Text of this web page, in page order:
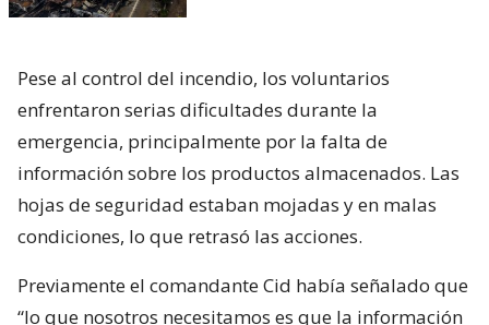
Pese al control del incendio, los voluntarios
enfrentaron serias dificultades durante la
emergencia, principalmente por la falta de
información sobre los productos almacenados. Las
hojas de seguridad estaban mojadas y en malas
condiciones, lo que retrasó las acciones.
Previamente el comandante Cid había señalado que
“lo que nosotros necesitamos es que la información